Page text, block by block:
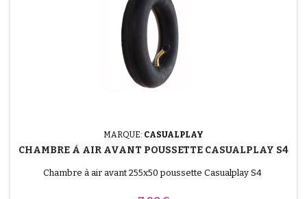
MARQUE: CASUALPLAY
CHAMBRE À AIR AVANT POUSSETTE CASUALPLAY S4
Chambre à air avant 255x50 poussette Casualplay S4